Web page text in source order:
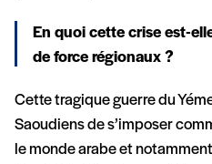
En quoi cette crise est-
de force régionaux ?
Cette tragique guerre du
Saoudiens de s’imposer
le monde arabe et